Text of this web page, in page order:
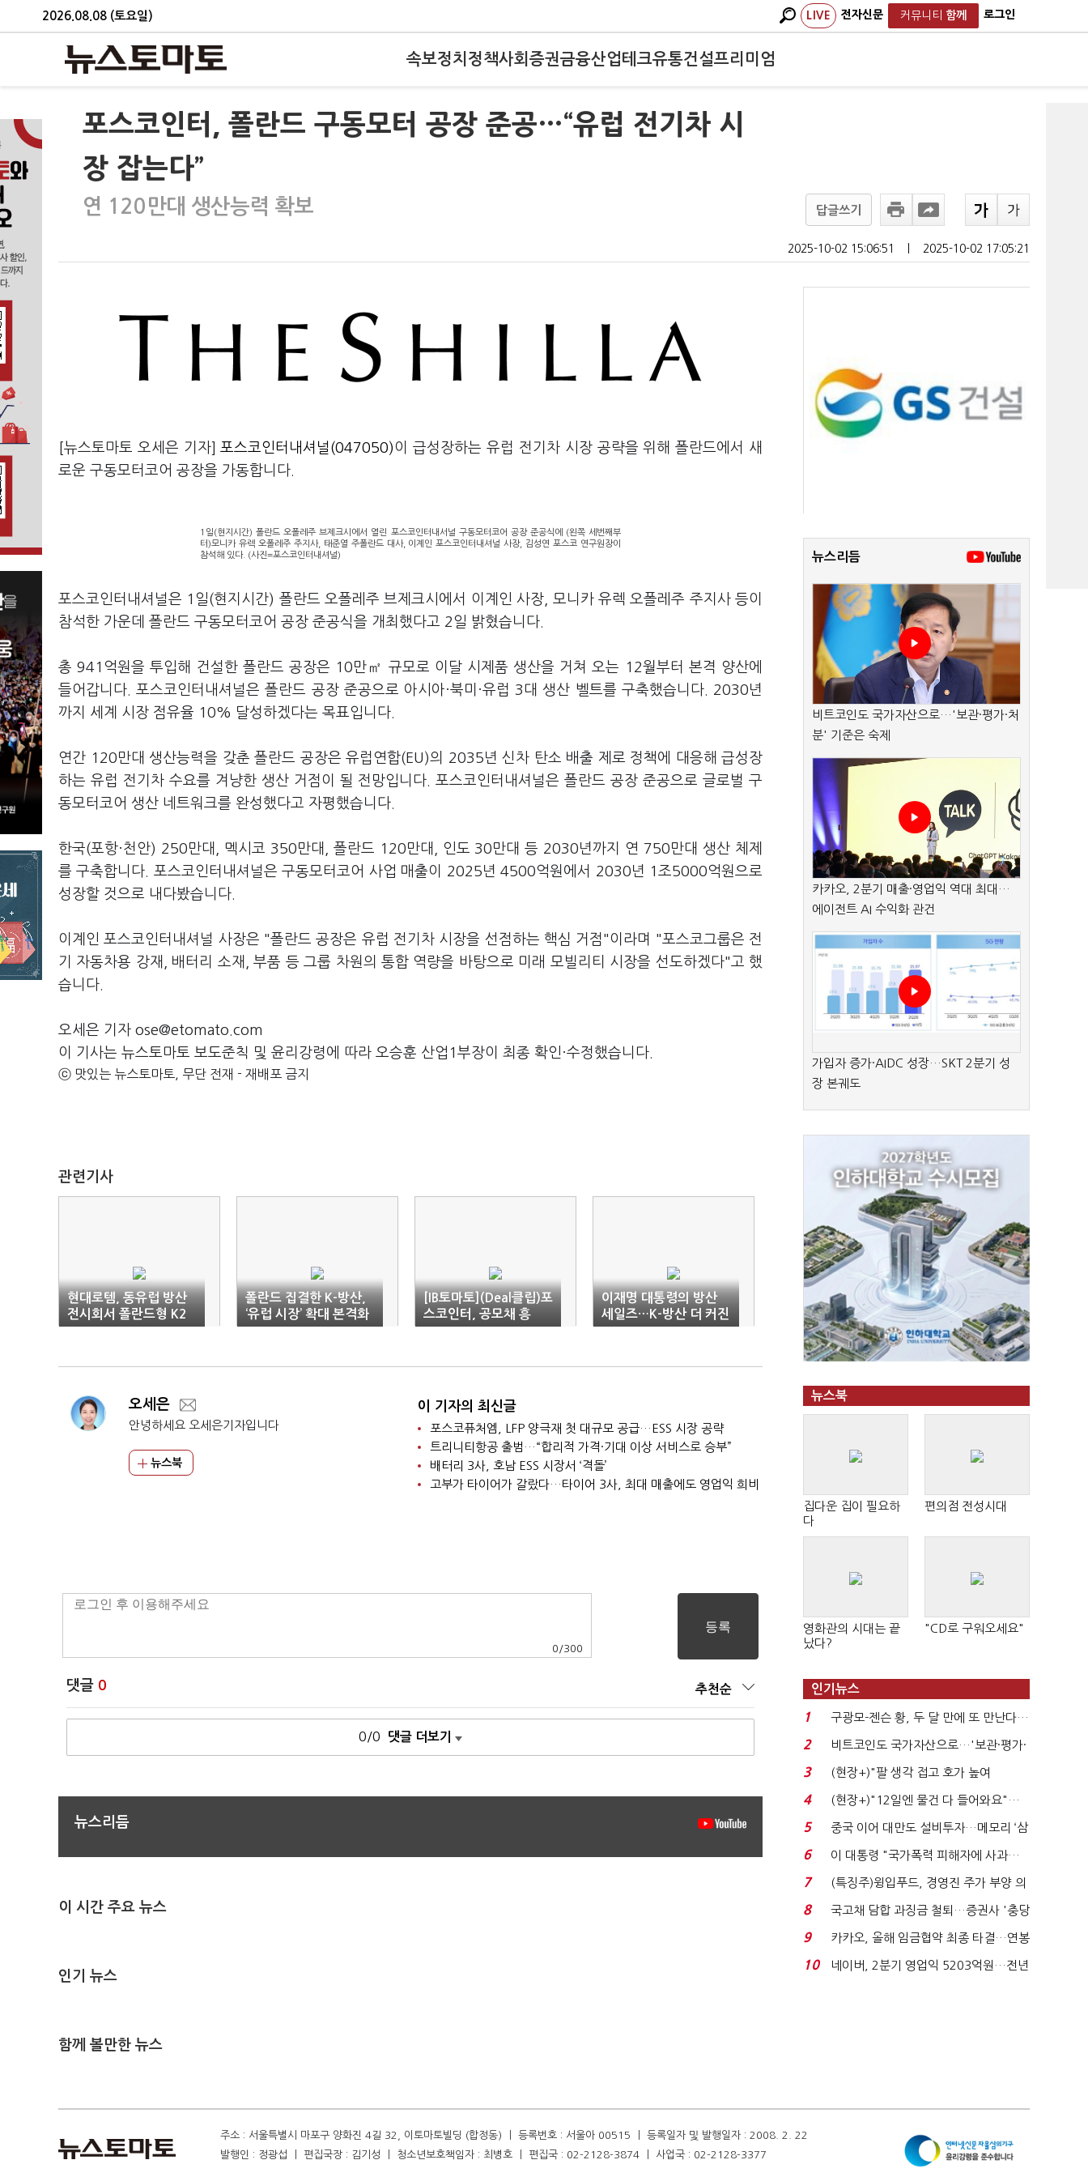
2026.08.08 (토요일) LIVE 전자신문 커뮤니티 함께 로그인
속보정치 정책사회 증권금융산업테크유통건설프리미엄
포스코인터, 폴란드 구동모터 공장 준공…“유럽 전기차 시
장 잡는다”
연 120만대 생산능력 확보 답글쓰기
2025-10-02 15:06:51 2025-10-02 17:05:21
[뉴스토마토 오세은 기자]포스코인터내셔널(047050)이 급성장하는 유럽 전기차 시장 공략을 위해 폴란드에서 새
로운 구동모터코어 공장을 가동합니다.
1일(현지시간) 폴란드 오폴레주 브제크시에서 열린 포스코인터내서널 구동모터코어 공장 준공식에 (왼쪽 세번째부
터)모니카 유렉 오폴레주 주지사, 태준열 주폴란드 대사, 이계인 포스코인터내셔널 사장, 김성연 포스코 연구원장이
참석해 있다. (사진=포스코인터내셔널)
포스코인터내셔널은 1일(현지시간) 폴란드 오폴레주 브제크시에서 이계인 사장, 모니카 유렉 오폴레주 주지사 등이
참석한 가운데 폴란드 구동모터코어 공장 준공식을 개최했다고 2일 밝혔습니다.
총 941억원을 투입해 건설한 폴란드 공장은 10만㎡ 규모로 이달 시제품 생산을 거쳐 오는 12월부터 본격 양산에
들어갑니다. 포스코인터내셔널은 폴란드 공장 준공으로 아시아·북미·유럽 3대 생산 벨트를 구축했습니다. 2030년
까지 세계 시장 점유율 10% 달성하겠다는 목표입니다.
연간 120만대 생산능력을 갖춘 폴란드 공장은 유럽연합(EU)의 2035년 신차 탄소 배출 제로 정책에 대응해 급성장
하는 유럽 전기차 수요를 겨냥한 생산 거점이 될 전망입니다. 포스코인터내셔널은 폴란드 공장 준공으로 글로벌 구
동모터코어 생산 네트워크를 완성했다고 자평했습니다.
한국(포항·천안) 250만대, 멕시코 350만대, 폴란드 120만대, 인도 30만대 등 2030년까지 연 750만대 생산 체제
를 구축합니다. 포스코인터내셔널은 구동모터코어 사업 매출이 2025년 4500억원에서 2030년 1조5000억원으로
성장할 것으로 내다봤습니다.
이계인 포스코인터내셔널 사장은 "폴란드 공장은 유럽 전기차 시장을 선점하는 핵심 거점"이라며 "포스코그룹은 전
기 자동차용 강재, 배터리 소재, 부품 등 그룹 차원의 통합 역량을 바탕으로 미래 모빌리티 시장을 선도하겠다"고 했
습니다.
오세은 기자 ose@etomato.com
이 기사는 뉴스토마토 보도준칙 및 윤리강령에 따라 오승훈 산업1부장이 최종 확인·수정했습니다.
ⓒ 맛있는 뉴스토마토, 무단 전재 - 재배포 금지
관련기사
현대로템, 동유럽 방산
전시회서 폴란드형 K2
전차 최초 공개
폴란드 집결한 K-방산,
‘유럽 시장’ 확대 본격화
[IB토마토](Deal클립)포
스코인터, 공모채 흥
행…발행액 1000억 늘
이재명 대통령의 방산
세일즈…K-방산 더 커진
다
오세은
안녕하세요 오세은기자입니다
뉴스북
이 기자의 최신글
포스코퓨처엠, LFP 양극재 첫 대규모 공급…ESS 시장 공략
트리니티항공 출범…“합리적 가격·기대 이상 서비스로 승부”
배터리 3사, 호남 ESS 시장서 ‘격돌’
고부가 타이어가 갈랐다…타이어 3사, 최대 매출에도 영업익 희비
0 /300
댓글 0 추천순
0/0 댓글 더보기
뉴스리듬
이 시간 주요 뉴스
인기 뉴스
함께 볼만한 뉴스
뉴스리듬
비트코인도 국가자산으로…'보관·평가·처
분' 기준은 숙제
카카오, 2분기 매출·영업익 역대 최대…
에이전트 AI 수익화 관건
가입자 증가·AIDC 성장…SKT 2분기 성
장 본궤도
뉴스북
집다운 집이 필요하
다
편의점 전성시대
영화관의 시대는 끝
났다?
"CD로 구워오세요"
인기뉴스
1
구광모-젠슨 황, 두 달 만에 또 만난다…
로봇·AI 등 논...
2
비트코인도 국가자산으로…'보관·평가·
처분' 기준은 ...
3
(현장+)"팔 생각 접고 호가 높여
요"…'덜 똘똘한 한 채' 20...
4
(현장+)"12일엔 물건 다 들어와요"…
빈 매대 채우며 문 연 ...
5
중국 이어 대만도 설비투자…메모리 ‘삼
국전쟁’
6
이 대통령 "국가폭력 피해자에 사과…
적극적 조사로 진...
7
(특징주)윙입푸드, 경영진 주가 부양 의
지에 상한가...
8
국고채 담합 과징금 철퇴…증권사 '충당
금 폭탄' 우려...
9
카카오, 올해 임금협약 최종 타결…연봉
6.3% 인상·격려...
10
네이버, 2분기 영업익 5203억원…전년
주소 : 서울특별시 마포구 양화진 4길 32, 이토마토빌딩 (합정동) ㅣ 등록번호 : 서울아 00515 ㅣ 등록일자 및 발행일자 : 2008. 2. 22
발행인 : 정광섭 ㅣ 편집국장 : 김기성 ㅣ 청소년보호책임자 : 최병호 ㅣ 편집국 : 02-2128-3874 ㅣ 사업국 : 02-2128-3377